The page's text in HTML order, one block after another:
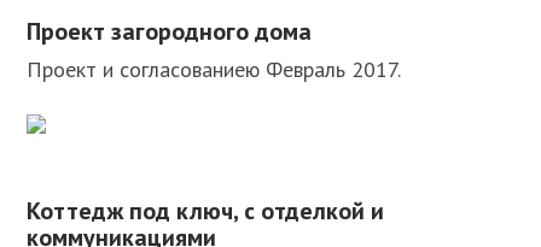
Проект загородного дома
Проект и согласованиею Февраль 2017.
Коттедж под ключ, с отделкой и
коммуникациями